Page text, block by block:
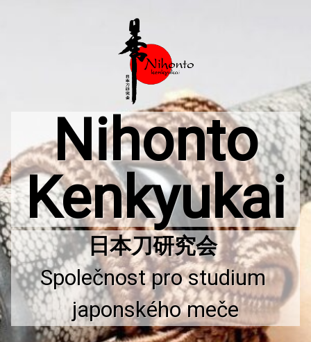
Nihonto
Kenkyukai
Společnost pro studium
japonského meče